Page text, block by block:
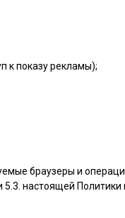
к показу рекламы);
браузеры и
настоящей